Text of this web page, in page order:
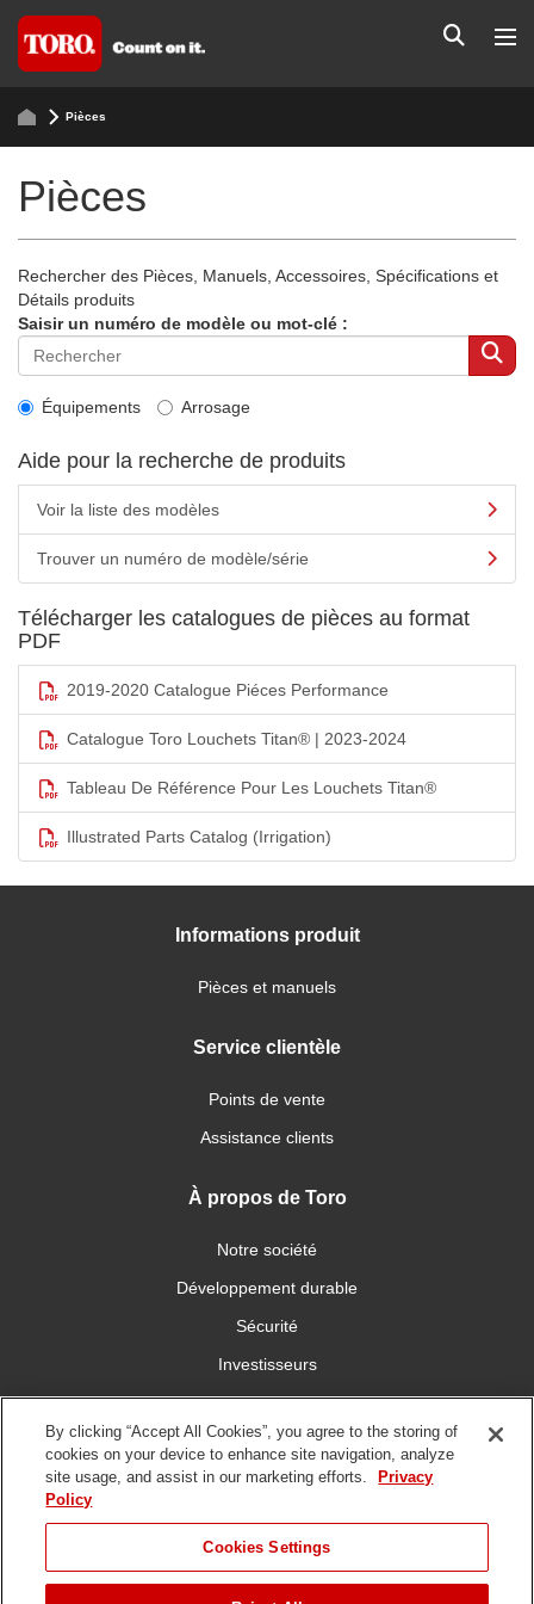
Pièces
Pièces
Rechercher des Pièces, Manuels, Accessoires, Spécifications et
Détails produits
Saisir un numéro de modèle ou mot-clé :
Équipements Arrosage
Aide pour la recherche de produits
Voir la liste des modèles
Trouver un numéro de modèle/série
Télécharger les catalogues de pièces au format
PDF
2019-2020 Catalogue Piéces Performance
Catalogue Toro Louchets Titan® | 2023-2024
Tableau De Référence Pour Les Louchets Titan®
Illustrated Parts Catalog (Irrigation)
Informations produit
Pièces et manuels
Service clientèle
Points de vente
Assistance clients
À propos de Toro
Notre société
Développement durable
Sécurité
Investisseurs
Carrières
Connectez-vous avec nous
By clicking “Accept All Cookies”, you agree to the storing of
cookies on your device to enhance site navigation, analyze
site usage, and assist in our marketing efforts.
Privacy
Policy
Cookies Settings